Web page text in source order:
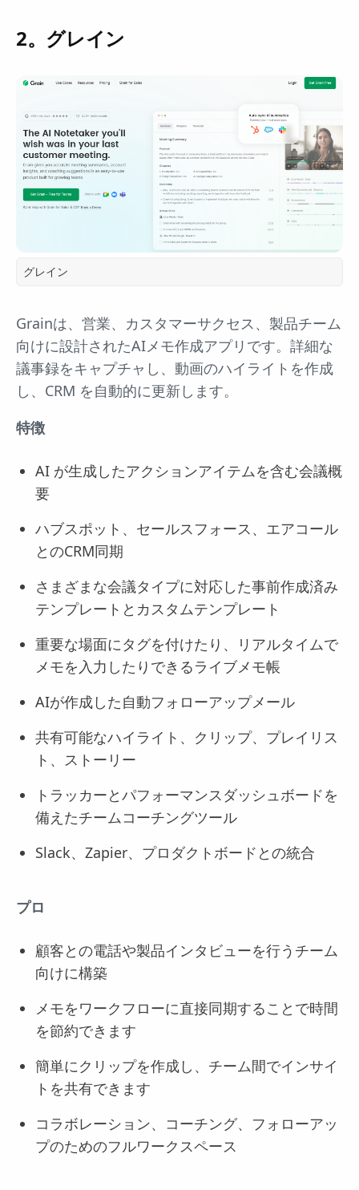
2。グレイン
グレイン
Grainは、営業、カスタマーサクセス、製品チーム
向けに設計されたAIメモ作成アプリです。詳細な
議事録をキャプチャし、動画のハイライトを作成
し、CRM を自動的に更新します。
特徴
AI が生成したアクションアイテムを含む会議概
要
ハブスポット、セールスフォース、エアコール
とのCRM同期
さまざまな会議タイプに対応した事前作成済み
テンプレートとカスタムテンプレート
重要な場面にタグを付けたり、リアルタイムで
メモを入力したりできるライブメモ帳
AIが作成した自動フォローアップメール
共有可能なハイライト、クリップ、プレイリス
ト、ストーリー
トラッカーとパフォーマンスダッシュボードを
備えたチームコーチングツール
Slack、Zapier、プロダクトボードとの統合
プロ
顧客との電話や製品インタビューを行うチーム
向けに構築
メモをワークフローに直接同期することで時間
を節約できます
簡単にクリップを作成し、チーム間でインサイ
トを共有できます
コラボレーション、コーチング、フォローアッ
プのためのフルワークスペース